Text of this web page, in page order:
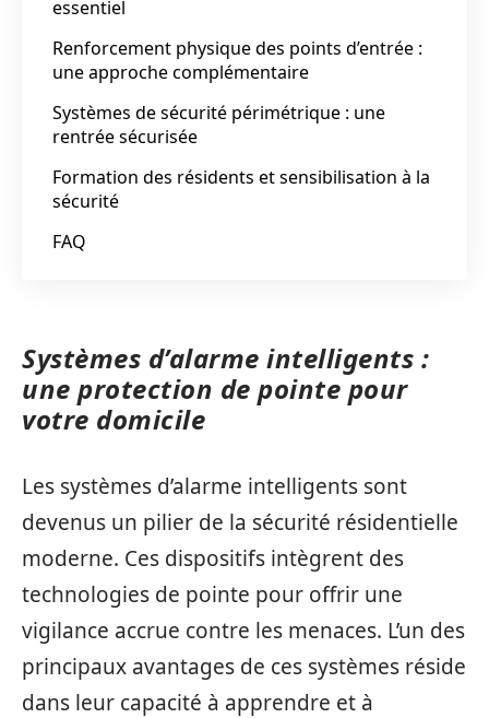
essentiel
Renforcement physique des points d’entrée :
une approche complémentaire
Systèmes de sécurité périmétrique : une
rentrée sécurisée
Formation des résidents et sensibilisation à la
sécurité
FAQ
Systèmes d’alarme intelligents :
une protection de pointe pour
votre domicile
Les systèmes d’alarme intelligents sont
devenus un pilier de la sécurité résidentielle
moderne. Ces dispositifs intègrent des
technologies de pointe pour offrir une
vigilance accrue contre les menaces. L’un des
principaux avantages de ces systèmes réside
dans leur capacité à apprendre et à